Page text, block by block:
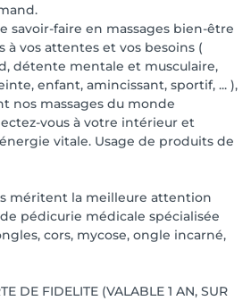
savoir-faire en massages bien-être
vos attentes et vos besoins (
détente mentale et musculaire,
enfant, amincissant, sportif, ... ),
nos massages du monde
vous à votre intérieur et
vitale. Usage de produits de
méritent la meilleure attention
pédicurie médicale spécialisée
cors, mycose, ongle incarné,
DE FIDELITE (VALABLE 1 AN, SUR